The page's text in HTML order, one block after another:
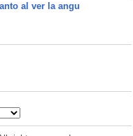
al ver la angu